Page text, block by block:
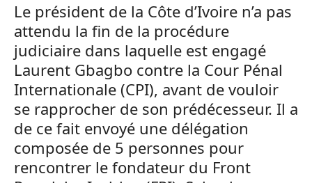
Le président de la Côte d’Ivoire n’a pas
attendu la fin de la procédure
judiciaire dans laquelle est engagé
Laurent Gbagbo contre la Cour Pénal
Internationale (CPI), avant de vouloir
se rapprocher de son prédécesseur. Il a
de ce fait envoyé une délégation
composée de 5 personnes pour
rencontrer le fondateur du Front